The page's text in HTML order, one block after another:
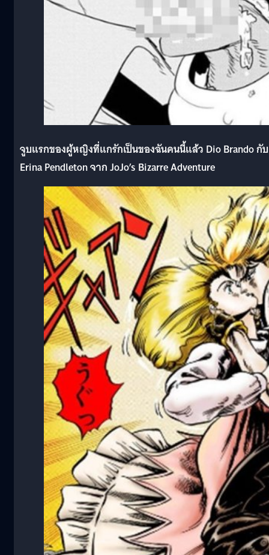
จูบแรกของผู้หญิงที่แกรักเป็นของฉันคนนี้แล้ว Dio Brando กับ
Erina Pendleton จาก JoJo’s Bizarre Adventure